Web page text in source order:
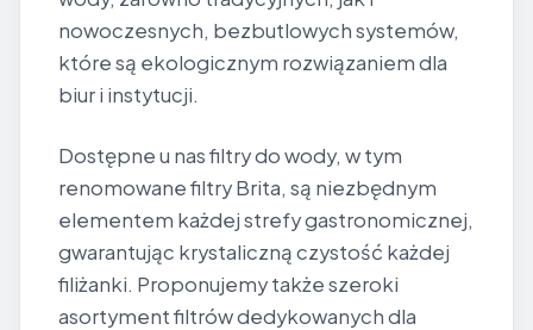
nowoczesnych, bezbutlowych systemów,
które są ekologicznym rozwiązaniem dla
biur i instytucji.
Dostępne u nas filtry do wody, w tym
renomowane filtry Brita, są niezbędnym
elementem każdej strefy gastronomicznej,
gwarantując krystaliczną czystość każdej
filiżanki. Proponujemy także szeroki
asortyment filtrów dedykowanych dla